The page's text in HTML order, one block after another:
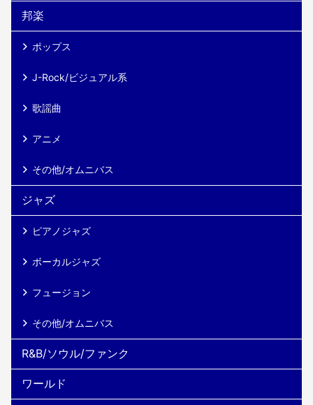
邦楽
ポップス
J-Rock/ビジュアル系
歌謡曲
アニメ
その他/オムニバス
ジャズ
ピアノジャズ
ボーカルジャズ
フュージョン
その他/オムニバス
R&B/ソウル/ファンク
ワールド